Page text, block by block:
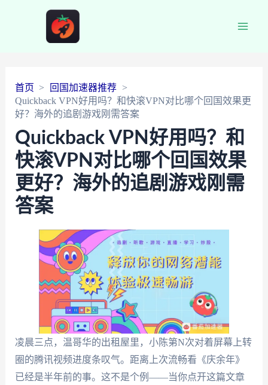
首页
回国加速器推荐
Quickback VPN好用吗？和快滚VPN对比哪个回国效果更
好？海外的追剧游戏刚需答案
Quickback VPN好用吗？和
快滚VPN对比哪个回国效果
更好？海外的追剧游戏刚需
答案
凌晨三点，温哥华的出租屋里，小陈第N次对着屏幕上转
圈的腾讯视频进度条叹气。距离上次流畅看《庆余年》
已经是半年前的事。这不是个例——当你点开这篇文章